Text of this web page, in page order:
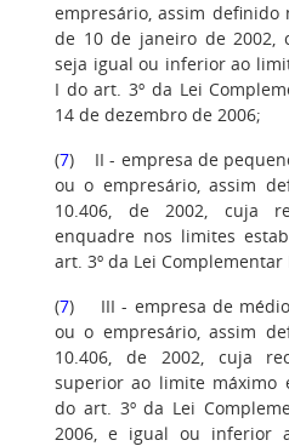
empresário, assim definido
de 10 de janeiro de 2002,
seja igual ou inferior ao
I do art. 3º da Lei
14 de dezembro de 2006;
(7) II - empresa de
ou o empresário, assim
10.406, de 2002, cuja
enquadre nos limites
art. 3º da Lei Complementar
(7) III - empresa de
ou o empresário, assim
10.406, de 2002, cuja
superior ao limite máximo
do art. 3º da Lei
2006, e igual ou inferior a